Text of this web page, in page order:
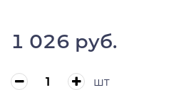
1 026 руб.
шт